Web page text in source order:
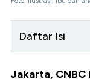
Daftar Isi
Jakarta, CNBC